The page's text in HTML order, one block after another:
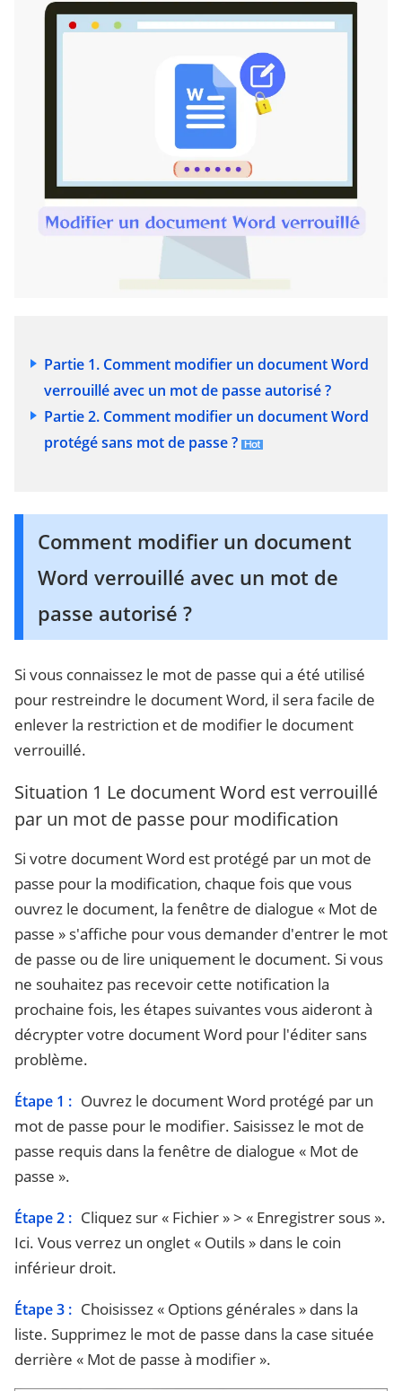
Partie 1. Comment modifier un document Word
verrouillé avec un mot de passe autorisé ?
Partie 2. Comment modifier un document Word
protégé sans mot de passe ?
Comment modifier un document
Word verrouillé avec un mot de
passe autorisé ?
Si vous connaissez le mot de passe qui a été utilisé
pour restreindre le document Word, il sera facile de
enlever la restriction et de modifier le document
verrouillé.
Situation 1 Le document Word est verrouillé
par un mot de passe pour modification
Si votre document Word est protégé par un mot de
passe pour la modification, chaque fois que vous
ouvrez le document, la fenêtre de dialogue « Mot de
passe » s'affiche pour vous demander d'entrer le mot
de passe ou de lire uniquement le document. Si vous
ne souhaitez pas recevoir cette notification la
prochaine fois, les étapes suivantes vous aideront à
décrypter votre document Word pour l'éditer sans
problème.
Étape 1 : Ouvrez le document Word protégé par un
mot de passe pour le modifier. Saisissez le mot de
passe requis dans la fenêtre de dialogue « Mot de
passe ».
Étape 2 : Cliquez sur « Fichier » > « Enregistrer sous ».
Ici. Vous verrez un onglet « Outils » dans le coin
inférieur droit.
Étape 3 : Choisissez « Options générales » dans la
liste. Supprimez le mot de passe dans la case située
derrière « Mot de passe à modifier ».